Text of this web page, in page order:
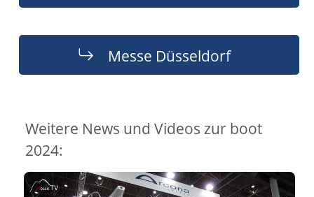
Messe Düsseldorf
Weitere News und Videos zur boot
2024: